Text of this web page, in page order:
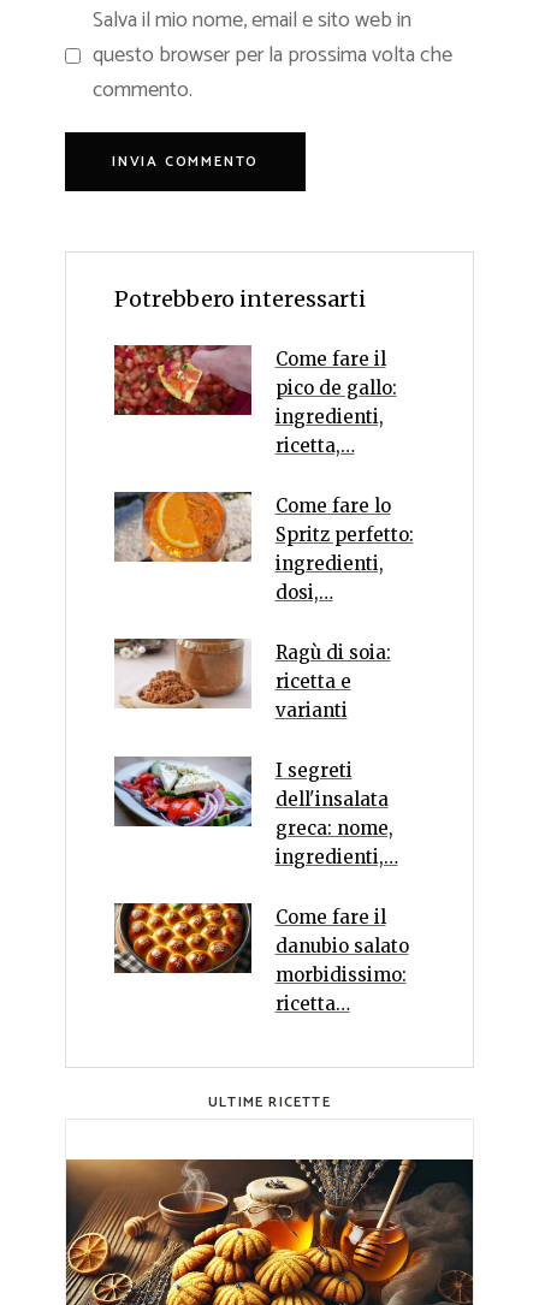
Salva il mio nome, email e sito web in
questo browser per la prossima volta che
commento.
Potrebbero interessarti
Come fare il
pico de gallo:
ingredienti,
ricetta,…
Come fare lo
Spritz perfetto:
ingredienti,
dosi,…
Ragù di soia:
ricetta e
varianti
I segreti
dell'insalata
greca: nome,
ingredienti,…
Come fare il
danubio salato
morbidissimo:
ricetta…
ULTIME RICETTE